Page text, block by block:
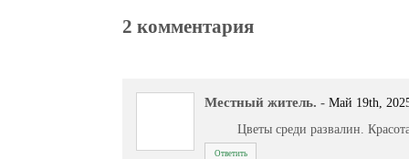
2 комментария
Местный житель. - Май 19th,
Цветы среди развалин.
Ответить